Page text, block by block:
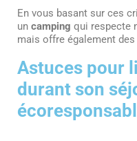
En vous basant sur ces
un camping qui respecte
mais offre également des
Astuces pour
durant son